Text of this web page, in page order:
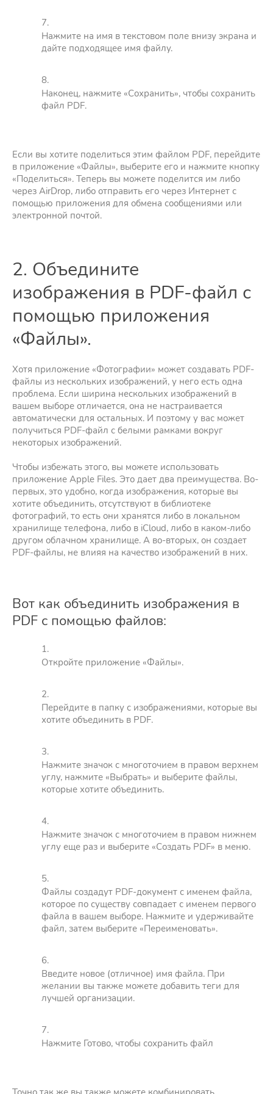
Нажмите на имя в текстовом поле внизу экрана и
дайте подходящее имя файлу.
Наконец, нажмите «Сохранить», чтобы сохранить
файл PDF.
Если вы хотите поделиться этим файлом PDF, перейдите
в приложение «Файлы», выберите его и нажмите кнопку
«Поделиться». Теперь вы можете поделится им либо
через AirDrop, либо отправить его через Интернет с
помощью приложения для обмена сообщениями или
электронной почтой.
2. Объедините
изображения в PDF-файл с
помощью приложения
«Файлы».
Хотя приложение «Фотографии» может создавать PDF-
файлы из нескольких изображений, у него есть одна
проблема. Если ширина нескольких изображений в
вашем выборе отличается, она не настраивается
автоматически для остальных. И поэтому у вас может
получиться PDF-файл с белыми рамками вокруг
некоторых изображений.
Чтобы избежать этого, вы можете использовать
приложение Apple Files. Это дает два преимущества. Во-
первых, это удобно, когда изображения, которые вы
хотите объединить, отсутствуют в библиотеке
фотографий, то есть они хранятся либо в локальном
хранилище телефона, либо в iCloud, либо в каком-либо
другом облачном хранилище. А во-вторых, он создает
PDF-файлы, не влияя на качество изображений в них.
Вот как объединить изображения в
PDF с помощью файлов:
Откройте приложение «Файлы».
Перейдите в папку с изображениями, которые вы
хотите объединить в PDF.
Нажмите значок с многоточием в правом верхнем
углу, нажмите «Выбрать» и выберите файлы,
которые хотите объединить.
Нажмите значок с многоточием в правом нижнем
углу еще раз и выберите «Создать PDF» в меню.
Файлы создадут PDF-документ с именем файла,
которое по существу совпадает с именем первого
файла в вашем выборе. Нажмите и удерживайте
файл, затем выберите «Переименовать».
Введите новое (отличное) имя файла. При
желании вы также можете добавить теги для
лучшей организации.
Нажмите Готово, чтобы сохранить файл